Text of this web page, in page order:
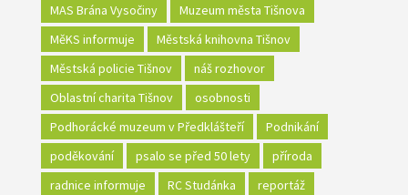
MAS Brána Vysočiny
Muzeum města Tišnova
MěKS informuje
Městská knihovna Tišnov
Městská policie Tišnov
náš rozhovor
Oblastní charita Tišnov
osobnosti
Podhorácké muzeum v Předklášteří
Podnikání
poděkování
psalo se před 50 lety
příroda
radnice informuje
RC Studánka
reportáž